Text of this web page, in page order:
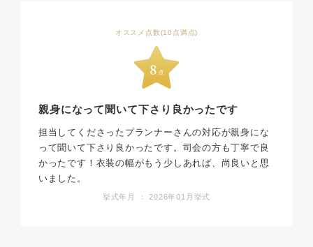
オススメ点数(10点満点)
親身になって聞いて下さり良かったです
担当してくださったプランナーさんの対応が親身にな
って聞いて下さり良かったです。司会の方も丁寧で良
かったです！衣装の幅がもう少しあれば、尚良いと思
いました。
挙式年月 ： 2026年01月挙式